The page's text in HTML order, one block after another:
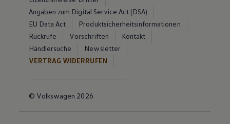
Angaben zum Digital Service Act (DSA)
EU Data Act
Produktsicherheitsinformationen
Rückrufe
Vorschriften
Kontakt
Händlersuche
Newsletter
VERTRAG WIDERRUFEN
© Volkswagen 2026